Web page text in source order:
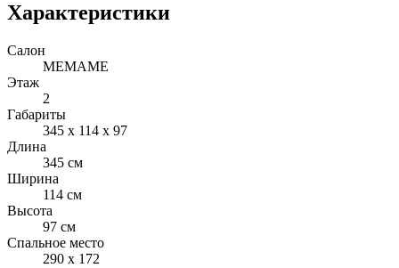
Характеристики
Салон
МЕМАМЕ
Этаж
2
Габариты
345 x 114 x 97
Длина
345 см
Ширина
114 см
Высота
97 см
Спальное место
290 x 172